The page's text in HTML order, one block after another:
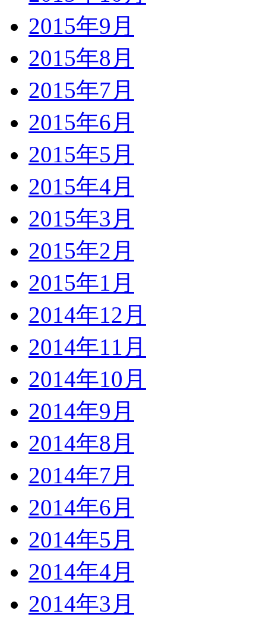
2015年9月
2015年8月
2015年7月
2015年6月
2015年5月
2015年4月
2015年3月
2015年2月
2015年1月
2014年12月
2014年11月
2014年10月
2014年9月
2014年8月
2014年7月
2014年6月
2014年5月
2014年4月
2014年3月